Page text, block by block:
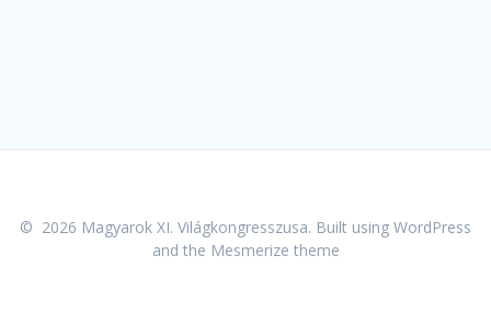
© 2026 Magyarok XI. Világkongresszusa. Built using WordPress
and the Mesmerize theme